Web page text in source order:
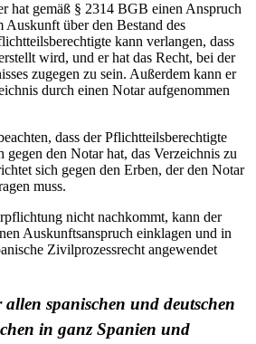
hat gemäß § 2314 BGB einen Anspruch
Auskunft über den Bestand des
kann verlangen, dass
wird, und er hat das Recht, bei der
zugegen zu sein. Außerdem kann er
durch einen Notar aufgenommen
dass der Pflichtteilsberechtigte
den Notar hat, das Verzeichnis zu
sich gegen den Erben, der den Notar
muss.
nicht nachkommt, kann der
Auskunftsanspruch einklagen und in
Zivilprozessrecht angewendet
allen spanischen und deutschen
in ganz Spanien und